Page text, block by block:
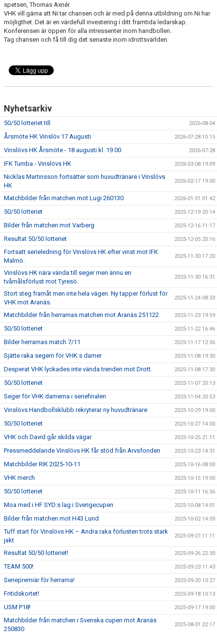
spetsen, Thomas Axnér.
VHK vill gärna att Ni tar chansen och är med på denna utbildning om Ni har
möjligthet. Det är en värdefull investering i ditt framtida ledarskap.
Konferensen är öppen för alla intressenter inom handbollen.
Tag chansen och få till dig det senaste inom idrottsvärlden.
Nyhetsarkiv
50/50 lotteriet till 2026-08-04
Årsmöte HK Vinslöv 17 Augusti 2026-07-28 10:15
Vinslövs HK Årsmöte - 18 augusti kl. 19.00 2026-07-28
IFK Tumba - Vinslövs HK 2026-03-08 19:09
Nicklas Martinsson fortsätter som huvudtränare i Vinslövs
HK
2026-02-17 19:00
Matchbilder från matchen mot Lugi 260130 2026-01-31 01:42
50/50 lotteriet 2025-12-19 20:14
Bilder från matchen mot Varberg 2025-12-16 11:17
Resultat 50/50 lotteriet 2025-12-05 20:16
Fortsatt serieledning för Vinslövs HK efter vinst mot IFK
Malmö.
2025-11-30 17:20
Vinslövs HK nära vända till seger men ännu en
tvåmålsförlust mot Tyresö.
2025-11-30 16:31
Stort steg framåt men inte hela vägen. Ny tapper förlust för
VHK mot Aranäs.
2025-11-24 08:33
Matchbilder från herrarnas matchen mot Aranäs 251122 2025-11-23 19:59
50/50 lotteriet 2025-11-22 16:46
Bilder herrarnas match 7/11 2025-11-17 12:56
Sjätte raka segern för VHK:s damer 2025-11-08 19:30
Desperat VHK lyckades inte vända trenden mot Drott. 2025-11-08 17:30
50/50 lotteriet 2025-11-07 20:13
Seger för VHK damerna i seriefinalen 2025-11-04 20:53
Vinslövs Handbollsklubb rekryterar ny huvudtränare 2025-10-29 19:00
50/50 lotteriet 2025-10-27 14:00
VHK och David går skilda vägar 2025-10-25 21:11
Pressmeddelande Vinslövs HK får stöd från Arvsfonden 2025-10-23 14:31
Matchbilder RIK 2025-10-11 2025-10-16 08:00
VHK merch 2025-10-15 19:00
50/50 lotteriet 2025-10-11 16:56
Moa med i HF SYD:s lag i Sverigecupen 2025-10-08 14:01
Bilder från matchen mot H43 Lund 2025-10-02 14:09
Tuff start för Vinslövs HK – Andra raka förlusten trots stark
jakt
2025-09-27 11:11
Resultat 50/50 lotteriet! 2025-09-26 22:30
TEAM 500! 2025-09-23 11:43
Seriepremiär för herrarna! 2025-09-20 10:27
Fritidskortet! 2025-09-18 10:13
USM P18! 2025-09-17 19:00
Matchbilder från matchen i Svenska cupen mot Aranäs
250830
2025-08-31 22:17